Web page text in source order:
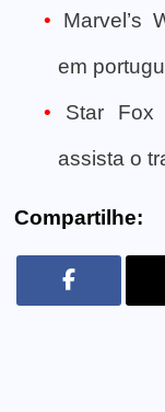
Marvel’s
em
Star Fox
assista o
Compartilhe: